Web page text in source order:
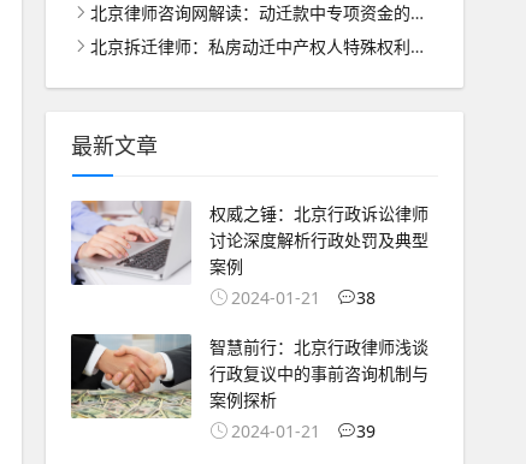
北京律师咨询网解读：动迁款中专项资金的管理与使用之道
北京拆迁律师：私房动迁中产权人特殊权利的法律保护与处理
最新文章
权威之锤：北京行政诉讼律师
讨论深度解析行政处罚及典型
案例
2024-01-21
38
智慧前行：北京行政律师浅谈
行政复议中的事前咨询机制与
案例探析
2024-01-21
39